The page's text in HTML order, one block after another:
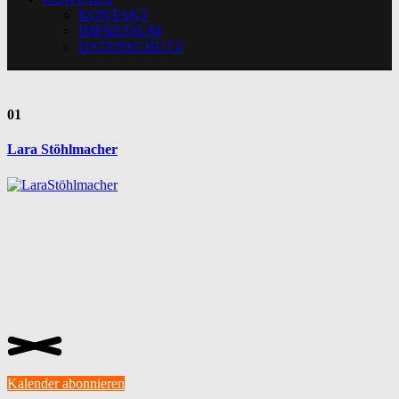
KONTAKT
IMPRESSUM
DATENSCHUTZ
01
Lara Stöhlmacher
Kalender abonnieren